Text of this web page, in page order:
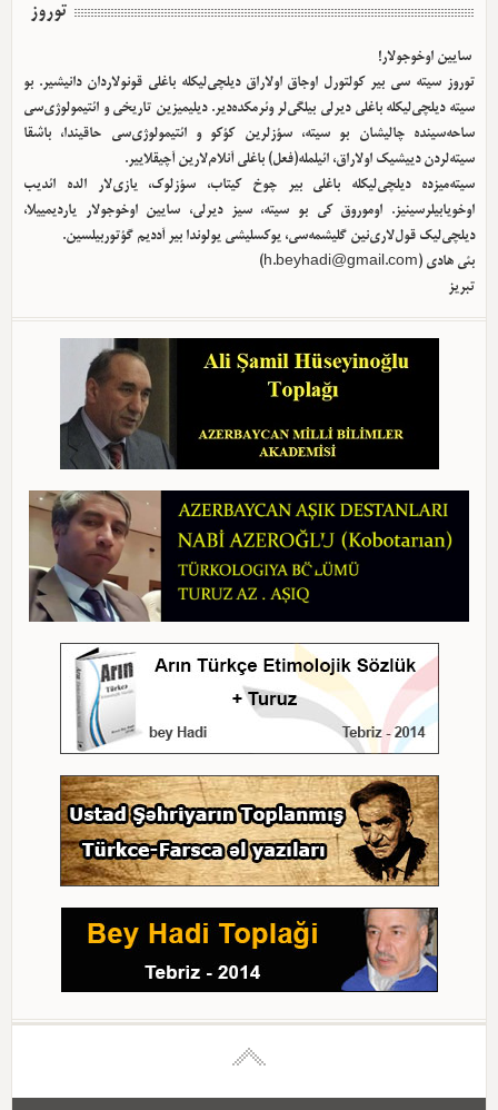
توروز
سایین اوخوجولار!
توروز سیته سی بیر کولتورل اوجاق اولا‌راق دیلچی‌لیکله باغلی قونولاردان دانیشیر. بو
سیته دیلچی‌لیکله باغلی دیرلی بیلگی‌لر وئرمکده‌دیر. دیلیمیزین تاریخی و ائتیمولوژی‌سی
ساحه‌سینده چالیشان بو سیته، سؤزلرین کؤکو و ائتیمولوژی‌سی حاقیندا، باشقا
سیته‌لردن دییشیک اولا‌راق، ائیلمله(فعل) باغلی آنلام‌لارین آچیقلاییر.
سیته‌میزده دیلچی‌لیکله باغلی بیر چوخ کیتاب، سؤزلوک، یازی‌لار الده ائدیب
اوخویابیلرسینیز. اوموروق کی بو سیته، سیز دیرلی، سایین اوخوجولار یاردیمییلا،
دیلچی‌لیک قول‌لاری‌نین گلیشمه‌سی، یوکسلیشی یولوندا بیر آددیم گؤتوربیلسین.
بئی هادی ( h.beyhadi@gmail.com
)
تبریز